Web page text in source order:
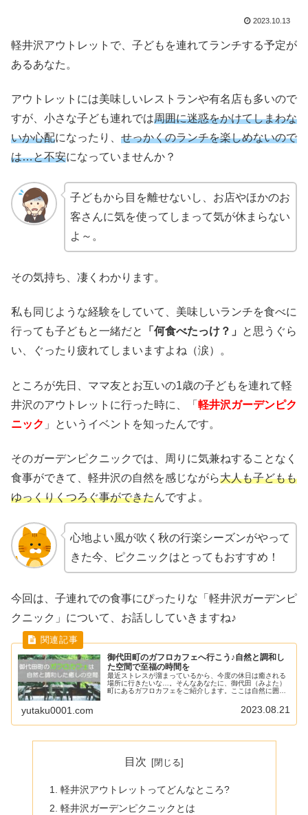
2023.10.13
軽井沢アウトレットで、子どもを連れてランチする予定が
あるあなた。
アウトレットには美味しいレストランや有名店も多いので
すが、小さな子ども連れでは周囲に迷惑をかけてしまわな
いか心配になったり、 せっかくのランチを楽しめないので
は…と不安になっていませんか？
子どもから目を離せないし、お店やほかのお
客さんに気を使ってしまって気が休まらない
よ～。
その気持ち、凄くわかります。
私も同じような経験をしていて、美味しいランチを食べに
行っても子どもと一緒だと
「何食べたっけ？」
と思うぐら
い、ぐったり疲れてしまいますよね（涙）。
ところが先日、ママ友とお互いの1歳の子どもを連れて軽
井沢のアウトレットに行った時に、
「 軽井沢ガーデンピク
ニック 」というイベントを知ったんです。
そのガーデンピクニックでは、周りに気兼ねすることなく
食事ができて、軽井沢の自然を感じながら大人も子どもも
ゆっくりくつろぐ事ができたんですよ。
心地よい風が吹く秋の行楽シーズンがやって
きた今、ピクニックはとってもおすすめ！
今回は、子連れでの食事にぴったりな「軽井沢ガーデンピ
クニック」について、お話ししていきますね♪
御代田町のガフロカフェへ行こう♪自然と調和し
た空間で至福の時間を
最近ストレスが溜まっているから、今度の休日は癒される
場所に行きたいな…。そんなあなたに、御代田（みよた）
町にあるガフロカフェをご紹介します。ここは自然に囲ま
yutaku0001.com 2023.08.21
目次
軽井沢アウトレットってどんなところ?
軽井沢ガーデンピクニックとは